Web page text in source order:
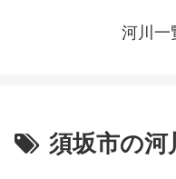
河川一
須坂市の河